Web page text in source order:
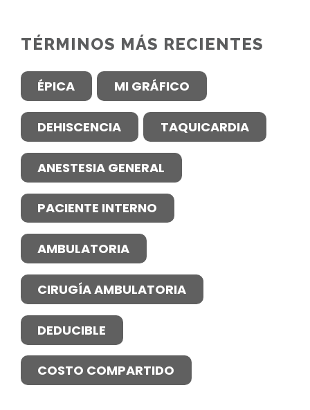
TÉRMINOS MÁS RECIENTES
ÉPICA MI GRÁFICO
DEHISCENCIA TAQUICARDIA
ANESTESIA GENERAL
PACIENTE INTERNO
AMBULATORIA
CIRUGÍA AMBULATORIA
DEDUCIBLE
COSTO COMPARTIDO